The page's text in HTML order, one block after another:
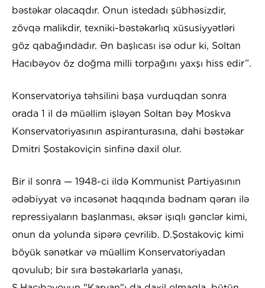
bəstəkar olacaqdır. Onun istedadı şübhəsizdir,
zövqə malikdir, texniki-bəstəkarlıq xüsusiyyətləri
göz qabağındadır. Ən başlıcası isə odur ki, Soltan
Hacıbəyov öz doğma milli torpağını yaxşı hiss edir”.
Konservatoriya təhsilini başa vurduqdan sonra
orada 1 il də müəllim işləyən Soltan bəy Moskva
Konservatoriyasının aspiranturasına, dahi bəstəkar
Dmitri Şostakoviçin sinfinə daxil olur.
Bir il sonra — 1948-ci ildə Kommunist Partiyasının
ədəbiyyat və incəsənət haqqında bədnam qərarı ilə
repressiyaların başlanması, əksər işıqlı gənclər kimi,
onun da yolunda sipərə çevrilib. D.Şostakoviç kimi
böyük sənətkar və müəllim Konservatoriyadan
qovulub; bir sıra bəstəkarlarla yanaşı,